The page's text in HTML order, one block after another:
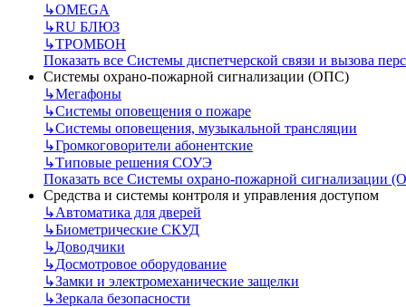
↳OMEGA
↳RU БЛЮЗ
↳ТРОМБОН
Показать все Системы диспетчерской связи и вызова
Системы охрано-пожарной сигнализации (ОПС)
↳Мегафоны
↳Системы оповещения о пожаре
↳Системы оповещения, музыкальной трансляции
↳Громкоговорители абонентские
↳Типовые решения СОУЭ
Показать все Системы охрано-пожарной сигнализации
Средства и системы контроля и управления доступом
↳Автоматика для дверей
↳Биометрические СКУД
↳Доводчики
↳Досмотровое оборудование
↳Замки и электромеханические защелки
↳Зеркала безопасности